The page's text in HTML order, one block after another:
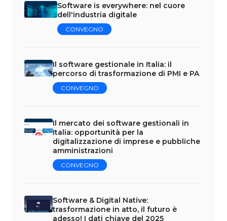
Software is everywhere: nel cuore
dell'industria digitale
CONVEGNO
Il software gestionale in Italia: il
percorso di trasformazione di PMI e PA
CONVEGNO
Il mercato dei software gestionali in
Italia: opportunità per la
digitalizzazione di imprese e pubbliche
amministrazioni
CONVEGNO
Software & Digital Native:
trasformazione in atto, il futuro è
adesso! I dati chiave del 2025